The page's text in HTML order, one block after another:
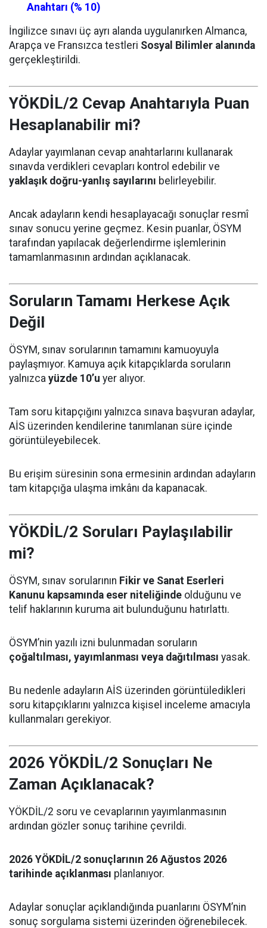
Anahtarı (% 10)
İngilizce sınavı üç ayrı alanda uygulanırken Almanca,
Arapça ve Fransızca testleri Sosyal Bilimler alanında
gerçekleştirildi.
YÖKDİL/2 Cevap Anahtarıyla Puan
Hesaplanabilir mi?
Adaylar yayımlanan cevap anahtarlarını kullanarak
sınavda verdikleri cevapları kontrol edebilir ve
yaklaşık doğru-yanlış sayılarını belirleyebilir.
Ancak adayların kendi hesaplayacağı sonuçlar resmî
sınav sonucu yerine geçmez. Kesin puanlar, ÖSYM
tarafından yapılacak değerlendirme işlemlerinin
tamamlanmasının ardından açıklanacak.
Soruların Tamamı Herkese Açık
Değil
ÖSYM, sınav sorularının tamamını kamuoyuyla
paylaşmıyor. Kamuya açık kitapçıklarda soruların
yalnızca yüzde 10’u yer alıyor.
Tam soru kitapçığını yalnızca sınava başvuran adaylar,
AİS üzerinden kendilerine tanımlanan süre içinde
görüntüleyebilecek.
Bu erişim süresinin sona ermesinin ardından adayların
tam kitapçığa ulaşma imkânı da kapanacak.
YÖKDİL/2 Soruları Paylaşılabilir
mi?
ÖSYM, sınav sorularının Fikir ve Sanat Eserleri
Kanunu kapsamında eser niteliğinde olduğunu ve
telif haklarının kuruma ait bulunduğunu hatırlattı.
ÖSYM’nin yazılı izni bulunmadan soruların
çoğaltılması, yayımlanması veya dağıtılması yasak.
Bu nedenle adayların AİS üzerinden görüntüledikleri
soru kitapçıklarını yalnızca kişisel inceleme amacıyla
kullanmaları gerekiyor.
2026 YÖKDİL/2 Sonuçları Ne
Zaman Açıklanacak?
YÖKDİL/2 soru ve cevaplarının yayımlanmasının
ardından gözler sonuç tarihine çevrildi.
2026 YÖKDİL/2 sonuçlarının 26 Ağustos 2026
tarihinde açıklanması planlanıyor.
Adaylar sonuçlar açıklandığında puanlarını ÖSYM’nin
sonuç sorgulama sistemi üzerinden öğrenebilecek.